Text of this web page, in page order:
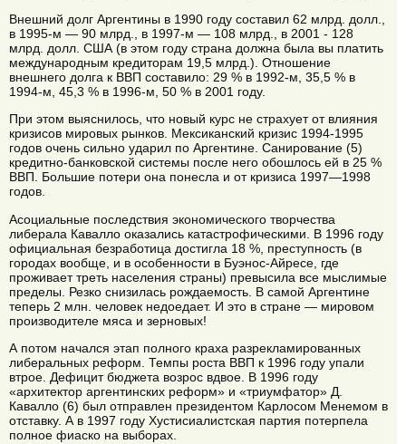
Внешний долг Аргентины в 1990 году составил 62 млрд. долл.,
в 1995-м — 90 млрд., в 1997-м — 108 млрд., в 2001 - 128
млрд. долл. США (в этом году страна должна была вы платить
международным кредиторам 19,5 млрд.). Отношение
внешнего долга к ВВП составило: 29 % в 1992-м, 35,5 % в
1994-м, 45,3 % в 1996-м, 50 % в 2001 году.
При этом выяснилось, что новый курс не страхует от влияния
кризисов мировых рынков. Мексиканский кризис 1994-1995
годов очень сильно ударил по Аргентине. Санирование (5)
кредитно-банковской системы после него обошлось ей в 25 %
ВВП. Большие потери она понесла и от кризиса 1997—1998
годов.
Асоциальные последствия экономического творчества
либерала Кавалло оказались катастрофическими. В 1996 году
официальная безработица достигла 18 %, преступность (в
городах вообще, и в особенности в Буэнос-Айресе, где
проживает треть населения страны) превысила все мыслимые
пределы. Резко снизилась рождаемость. В самой Аргентине
теперь 2 млн. человек недоедает. И это в стране — мировом
производителе мяса и зерновых!
А потом начался этап полного краха разрекламированных
либеральных реформ. Темпы роста ВВП к 1996 году упали
втрое. Дефицит бюджета возрос вдвое. В 1996 году
«архитектор аргентинских реформ» и «триумфатор» Д.
Кавалло (6) был отправлен президентом Карлосом Менемом в
отставку. А в 1997 году Хустисиалистская партия потерпела
полное фиаско на выборах.